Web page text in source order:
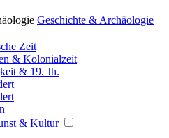
Geschichte & Archäologie
Zeit
& Kolonialzeit
& 19. Jh.
& Kultur